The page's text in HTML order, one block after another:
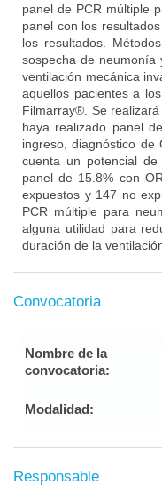
panel de PCR múltiple
panel con los
los resultados.
sospecha de
ventilación mecánica
aquellos pacientes a
Filmarray®. Se
haya realizado panel
ingreso, diagnóstico
cuenta un potencial
panel de 15.8% con
expuestos y 147 no
PCR múltiple para
alguna utilidad para
duración de la
Convocatoria
Nombre de la
convocatoria:
Modalidad:
Responsable